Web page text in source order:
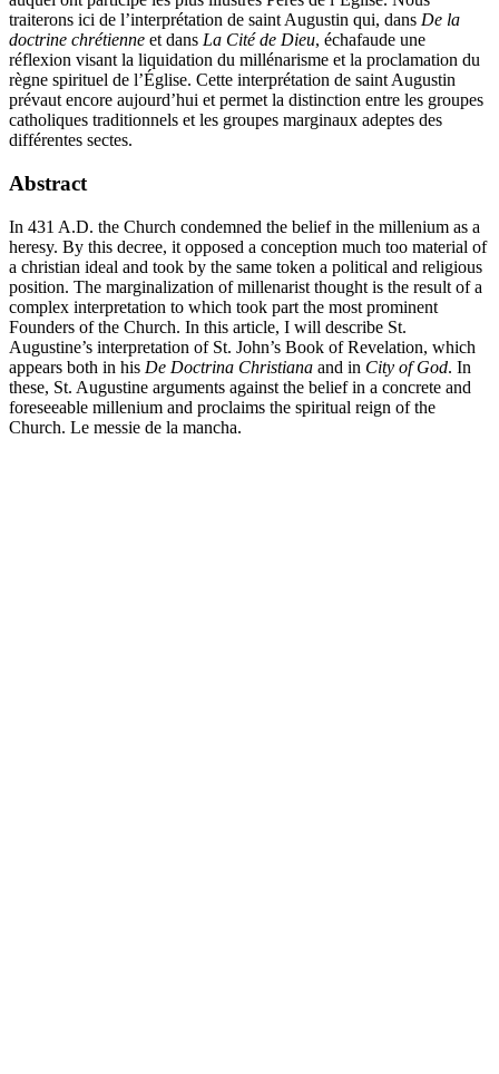
traiterons ici de l’interprétation de saint Augustin qui, dans De la
doctrine chrétienne et dans La Cité de Dieu, échafaude une
réflexion visant la liquidation du millénarisme et la proclamation du
règne spirituel de l’Église. Cette interprétation de saint Augustin
prévaut encore aujourd’hui et permet la distinction entre les groupes
catholiques traditionnels et les groupes marginaux adeptes des
différentes sectes.
Abstract
In 431 A.D. the Church condemned the belief in the millenium as a
heresy. By this decree, it opposed a conception much too material of
a christian ideal and took by the same token a political and religious
position. The marginalization of millenarist thought is the result of a
complex interpretation to which took part the most prominent
Founders of the Church. In this article, I will describe St.
Augustine’s interpretation of St. John’s Book of Revelation, which
appears both in his De Doctrina Christiana and in City of God. In
these, St. Augustine arguments against the belief in a concrete and
foreseeable millenium and proclaims the spiritual reign of the
Church. Le messie de la mancha.